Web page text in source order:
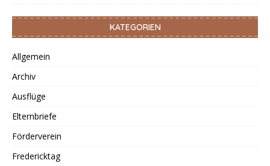
KATEGORIEN
Allgemein
Archiv
Ausflüge
Elternbriefe
Förderverein
Fredericktag